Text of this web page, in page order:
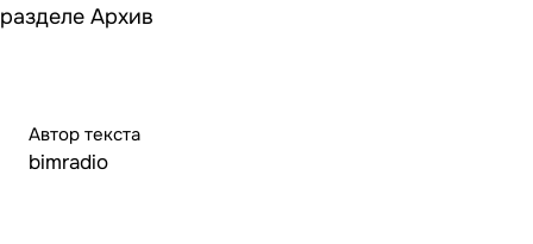
разделе Архив
Автор текста
bimradio